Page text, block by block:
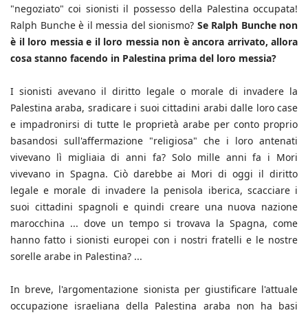
"negoziato" coi sionisti il possesso della Palestina occupata!
Ralph Bunche è il messia del sionismo? Se Ralph Bunche non
è il loro messia e il loro messia non è ancora arrivato, allora
cosa stanno facendo in Palestina prima del loro messia?
I sionisti avevano il diritto legale o morale di invadere la
Palestina araba, sradicare i suoi cittadini arabi dalle loro case
e impadronirsi di tutte le proprietà arabe per conto proprio
basandosi sull'affermazione "religiosa" che i loro antenati
vivevano lì migliaia di anni fa? Solo mille anni fa i Mori
vivevano in Spagna. Ciò darebbe ai Mori di oggi il diritto
legale e morale di invadere la penisola iberica, scacciare i
suoi cittadini spagnoli e quindi creare una nuova nazione
marocchina ... dove un tempo si trovava la Spagna, come
hanno fatto i sionisti europei con i nostri fratelli e le nostre
sorelle arabe in Palestina? ...
In breve, l'argomentazione sionista per giustificare l'attuale
occupazione israeliana della Palestina araba non ha basi